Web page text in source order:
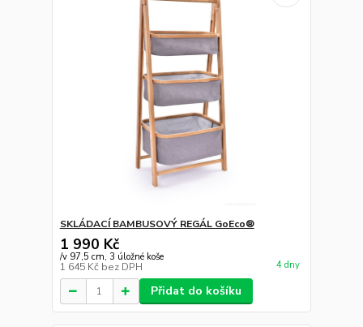
SKLÁDACÍ BAMBUSOVÝ REGÁL GoEco®
1 990 Kč
/v 97,5 cm, 3 úložné koše
1 645 Kč bez DPH 4 dny
Přidat do košíku